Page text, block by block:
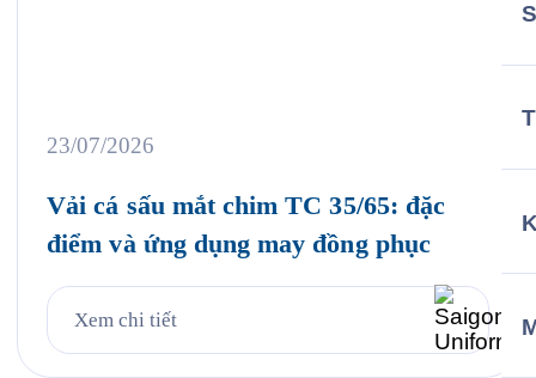
23/07/2026
Vải cá sấu mắt chim TC 35/65: đặc
điểm và ứng dụng may đồng phục
Xem chi tiết